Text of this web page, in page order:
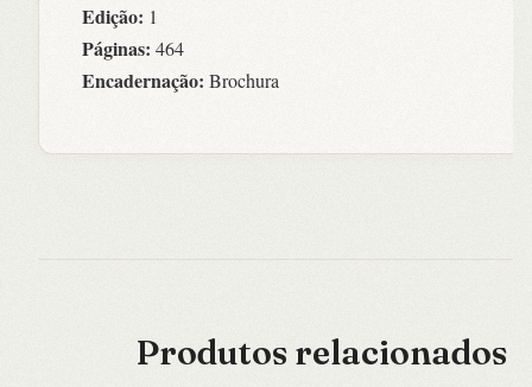
Edição: 1
Páginas: 464
Encadernação: Brochura
Produtos relacionados